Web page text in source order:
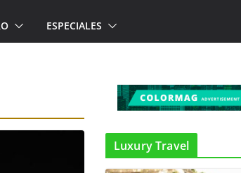
ESPECIALES
Luxury Travel